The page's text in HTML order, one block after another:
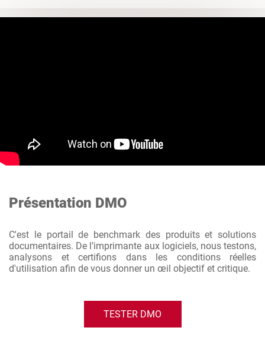
Présentation DMO
C'est le portail de benchmark des produits et solutions
documentaires. De l’imprimante aux logiciels, nous testons,
analysons et certifions dans les conditions réelles
d'utilisation afin de vous donner un œil objectif et critique.
TESTER DMO